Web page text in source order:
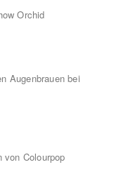
Orchid
Augenbrauen bei
von Colourpop